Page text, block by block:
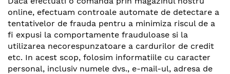
online, efectuam controale automate de detectare a
tentativelor de frauda pentru a minimiza riscul de a
fi expusi la comportamente frauduloase si la
utilizarea necorespunzatoare a cardurilor de credit
etc. In acest scop, folosim informatiile cu caracter
personal, inclusiv numele dvs., e-mail-ul, adresa de